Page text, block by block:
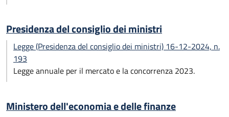
Presidenza del consiglio dei ministri
Legge (Presidenza del consiglio dei ministri) 16-12-2024, n.
193
Legge annuale per il mercato e la concorrenza 2023.
Ministero dell'economia e delle finanze